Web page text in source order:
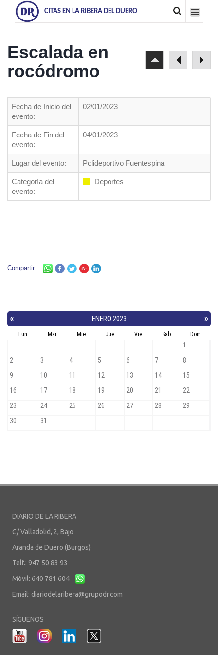
CITAS EN LA RIBERA DEL DUERO
Escalada en
rocódromo
Fecha de Inicio del
evento:
02/01/2023
Fecha de Fin del
evento:
04/01/2023
Lugar del evento: Polideportivo Fuentespina
Categoría del
evento:
Deportes
Compartir:
DIARIO DE LA RIBERA
C/ Valladolid, 2, Bajo
Aranda de Duero (Burgos)
Telf.: 947 50 83 93
Móvil: 640 781 604
Email: diariodelaribera@grupodr.com
SÍGUENOS